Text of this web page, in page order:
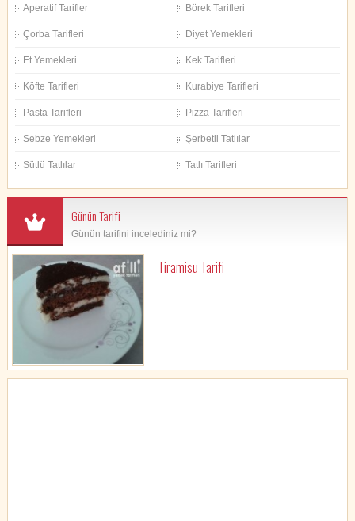
Aperatif Tarifler Börek Tarifleri
Çorba Tarifleri Diyet Yemekleri
Et Yemekleri Kek Tarifleri
Köfte Tarifleri Kurabiye Tarifleri
Pasta Tarifleri Pizza Tarifleri
Sebze Yemekleri Şerbetli Tatlılar
Sütlü Tatlılar Tatlı Tarifleri
Günün Tarifi
Günün tarifini incelediniz mi?
Tiramisu Tarifi